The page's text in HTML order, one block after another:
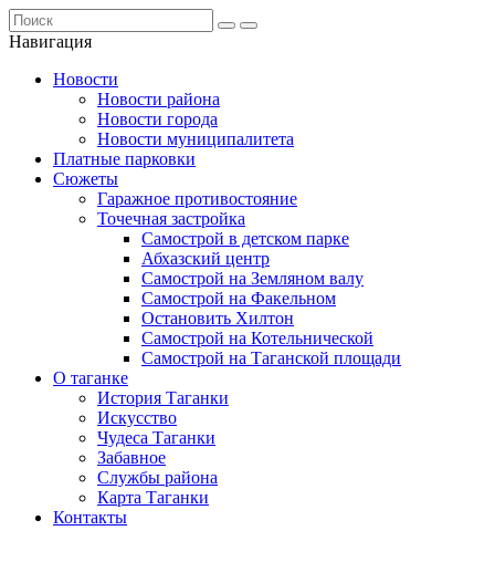
Навигация
Новости
Новости района
Новости города
Новости муниципалитета
Платные парковки
Сюжеты
Гаражное противостояние
Точечная застройка
Самострой в детском парке
Абхазский центр
Самострой на Земляном валу
Самострой на Факельном
Остановить Хилтон
Самострой на Котельнической
Самострой на Таганской площади
О таганке
История Таганки
Искусство
Чудеса Таганки
Забавное
Службы района
Карта Таганки
Контакты